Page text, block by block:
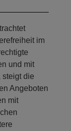
im
und mit
steigt die
Angeboten
mit